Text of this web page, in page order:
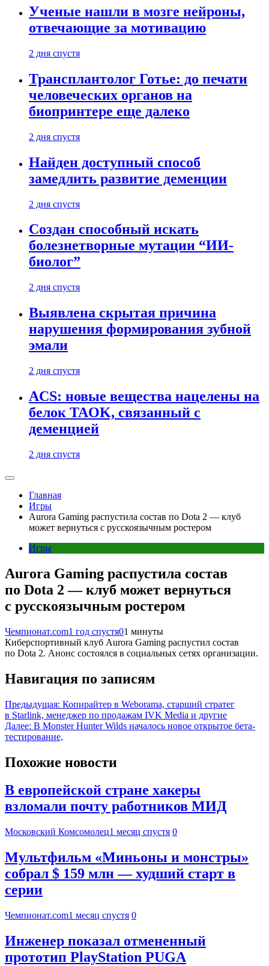
Ученые нашли в мозге нейроны,
отвечающие за мотивацию
2 дня спустя
Трансплантолог Готье: до печати
человеческих органов на
биопринтере еще далеко
2 дня спустя
Найден доступный способ
замедлить развитие деменции
2 дня спустя
Создан способный искать
болезнетворные мутации “ИИ-
биолог”
2 дня спустя
Выявлена скрытая причина
нарушения формирования зубной
эмали
2 дня спустя
ACS: новые вещества нацелены на
белок TAOK, связанный с
деменцией
2 дня спустя
Главная
Игры
Aurora Gaming распустила состав по Dota 2 — клуб
может вернуться с русскоязычным ростером
Игры
Aurora Gaming распустила состав
по Dota 2 — клуб может вернуться
с русскоязычным ростером
Чемпионат.com1 год спустя01 минуты
Киберспортивный клуб Aurora Gaming распустил состав
по Dota 2. Анонс состоялся в социальных сетях организации.
Навигация по записям
Предыдущая: Копирайтер в Weborama, старший стратег
в Starlink, менеджер по продажам IVK Media и другие
Далее: В Monster Hunter Wilds началось новое открытое бета-
тестирование,
Похожие новости
В европейской стране хакеры
взломали почту работников МИД
Московский Комсомолец1 месяц спустя 0
Мультфильм «Миньоны и монстры»
собрал $ 159 млн — худший старт в
серии
Чемпионат.com1 месяц спустя 0
Инженер показал отмененный
прототип PlayStation PUGA